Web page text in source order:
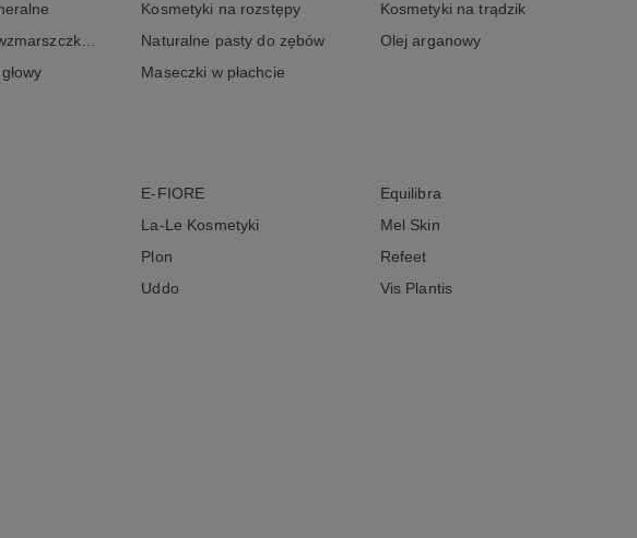
Kosmetyki na rozstępy
Kosmetyki na trądzik
Kremy przeciwzmarszczkowe Naturalne pasty do zębów
Olej arganowy
Maseczki w płachcie
E-FIORE
Equilibra
La-Le Kosmetyki
Mel Skin
Plon
Refeet
Uddo Vis Plantis